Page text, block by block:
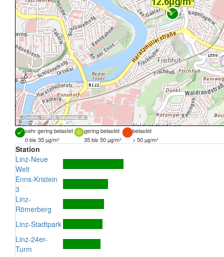
Quellen:DORIS, basemap.at
sehr gering belastet gering belastet
belastet
0 bis 35 µg/m³
35 bis 50 µg/m³ > 50 µg/m³
Station
Linz-Neue
Welt
Enns-Kristein
3
Linz-
Römerberg
Linz-Stadtpark
Linz-24er-
Turm